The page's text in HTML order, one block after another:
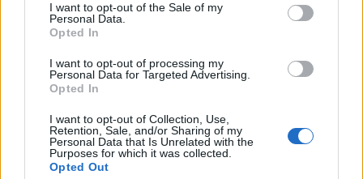
I want to opt-out of the Sale of my
Personal Data.
Opted In
I want to opt-out of processing my
Personal Data for Targeted Advertising.
Opted In
I want to opt-out of Collection, Use,
Retention, Sale, and/or Sharing of my
Personal Data that Is Unrelated with the
Purposes for which it was collected.
Opted Out